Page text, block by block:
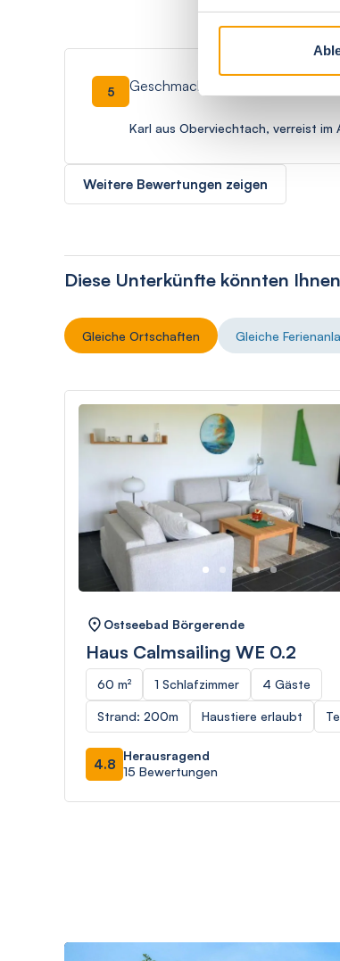
5 Geschmackvolle Wohnung
Karl aus Oberviechtach, verreist im
Weitere Bewertungen zeigen
Diese Unterkünfte könnten
Gleiche Ortschaften Gleiche
Ostseebad Börgerende
Haus Calmsailing WE 0.2
60 m² 1 Schlafzimmer 4 Gäste
Strand: 200m Haustiere erlaubt
4.8
Herausragend
15 Bewertungen